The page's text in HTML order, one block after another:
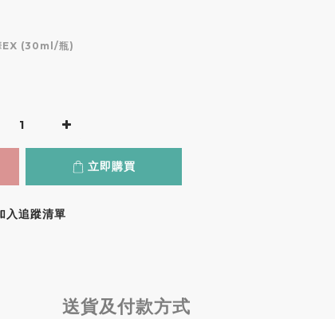
EX (30ml/瓶)
立即購買
入追蹤清單
送貨及付款方式